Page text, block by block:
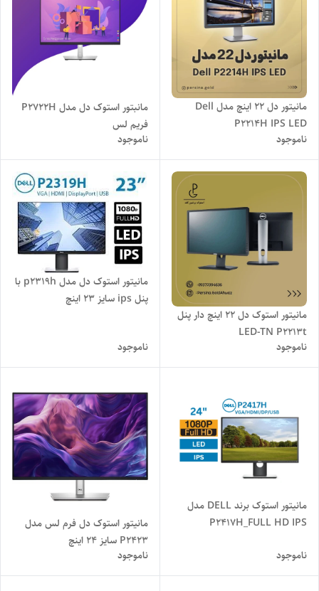
مانیتور دل 22 اینچ مدل Dell
P2214H IPS LED
ناموجود
مانبتور استوک دل مدل P2722H
فریم لس
ناموجود
مانیتور استوک دل 22 اینچ دار پنل
LED-TN P2213t
ناموجود
مانیتور استوک دل مدل p2319h با
پنل ips سایز 23 اینچ
ناموجود
مانیتور استوک برند DELL مدل
P2417H_FULL HD IPS
ناموجود
مانیتور استوک دل فرم لس مدل
P2423 سایز 24 اینچ
ناموجود